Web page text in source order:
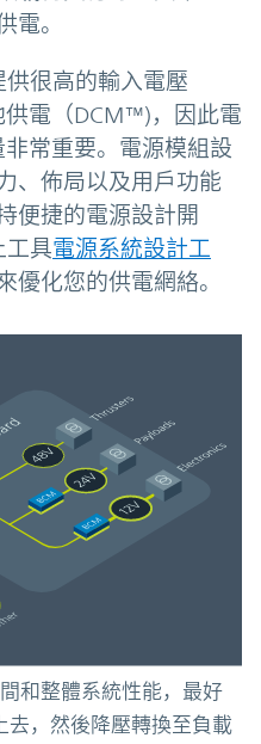
電。
很高的輸入電壓
供電（DCM™)，因此電
常重要。電源模組設
、佈局以及用戶功能
便捷的電源設計開
工具電源系統設計工
優化您的供電網絡。
和整體系統性能，最好
去，然後降壓轉換至負載